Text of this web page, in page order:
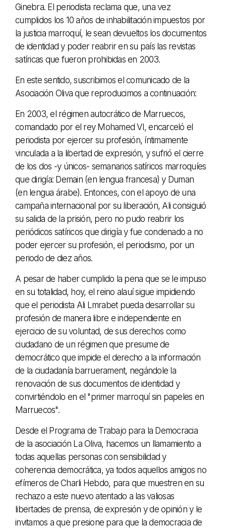
Ginebra. El periodista reclama que, una vez
cumplidos los 10 años de inhabilitación impuestos por
la justicia marroquí, le sean devueltos los documentos
de identidad y poder reabrir en su país las revistas
satíricas que fueron prohibidas en 2003.
En este sentido, suscribimos el comunicado de la
Asociación Oliva que reproducimos a continuación:
En 2003, el régimen autocrático de Marruecos,
comandado por el rey Mohamed VI, encarceló el
periodista por ejercer su profesión, íntimamente
vinculada a la libertad de expresión, y sufrió el cierre
de los dos -y únicos- semanarios satíricos marroquíes
que dirigía: Demain (en lengua francesa) y Duman
(en lengua árabe). Entonces, con el apoyo de una
campaña internacional por su liberación, Ali consiguió
su salida de la prisión, pero no pudo reabrir los
periódicos satíricos que dirigía y fue condenado a no
poder ejercer su profesión, el periodismo, por un
periodo de diez años.
A pesar de haber cumplido la pena que se le impuso
en su totalidad, hoy, el reino alauí sigue impidiendo
que el periodista Ali Lmrabet pueda desarrollar su
profesión de manera libre e independiente en
ejercicio de su voluntad, de sus derechos como
ciudadano de un régimen que presume de
democrático que impide el derecho a la información
de la ciudadanía barruerament, negándole la
renovación de sus documentos de identidad y
convirtiéndolo en el "primer marroquí sin papeles en
Marruecos".
Desde el Programa de Trabajo para la Democracia
de la asociación La Oliva, hacemos un llamamiento a
todas aquellas personas con sensibilidad y
coherencia democrática, ya todos aquellos amigos no
efímeros de Charli Hebdo, para que muestren en su
rechazo a este nuevo atentado a las valiosas
libertades de prensa, de expresión y de opinión y le
invitamos a que presione para que la democracia de